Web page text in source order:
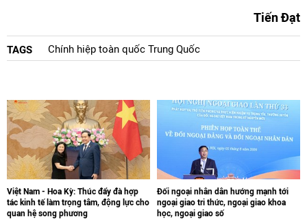
Tiến Đạt
TAGS Chính hiệp toàn quốc Trung Quốc
Việt Nam - Hoa Kỳ: Thúc đẩy đà hợp
tác kinh tế làm trọng tâm, động lực cho
quan hệ song phương
Đối ngoại nhân dân hướng mạnh tới
ngoại giao tri thức, ngoại giao khoa
học, ngoại giao số